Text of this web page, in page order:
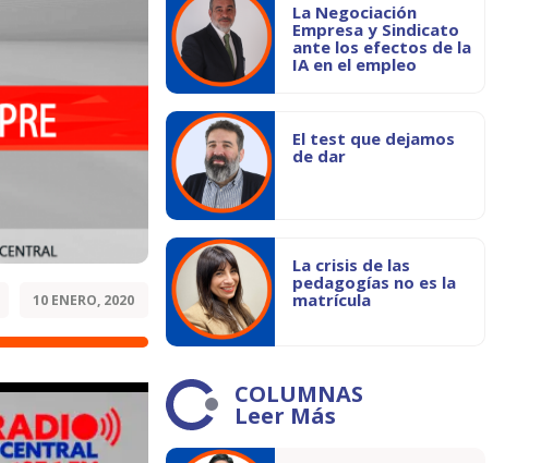
10 ENERO, 2020
La Negociación
Empresa y Sindicato
ante los efectos de la
IA en el empleo
El test que dejamos
de dar
La crisis de las
pedagogías no es la
matrícula
COLUMNAS
Leer Más